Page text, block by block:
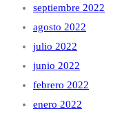
septiembre 2022
agosto 2022
julio 2022
junio 2022
febrero 2022
enero 2022